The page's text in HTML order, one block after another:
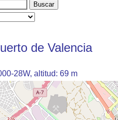
de Valencia
28W, altitud: 69 m